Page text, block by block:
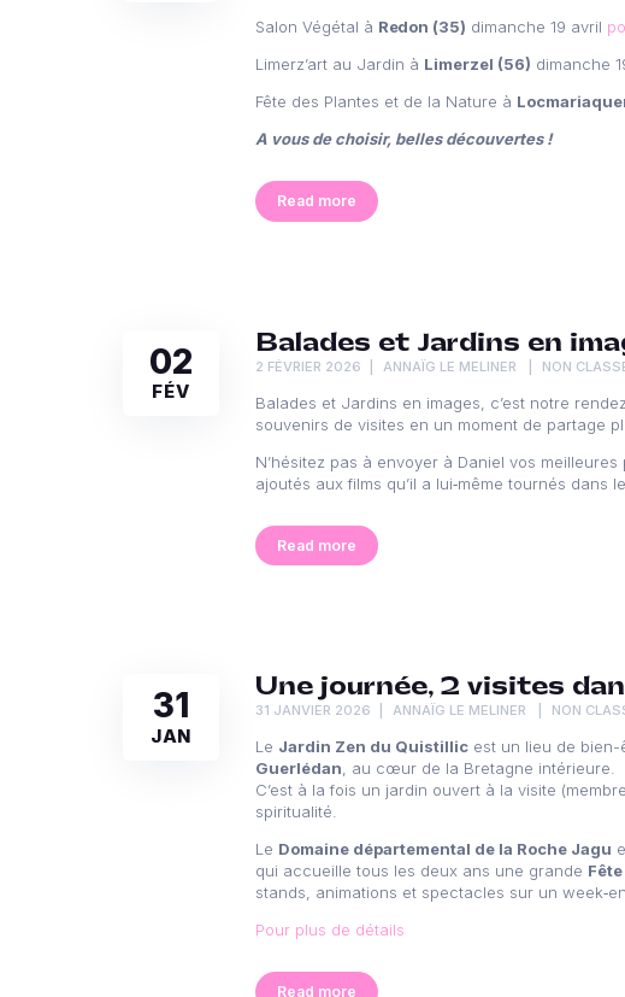
Salon Végétal à Redon (35) dimanche 19 avril
Limerz’art au Jardin à Limerzel (56) dimanche
Fête des Plantes et de la Nature à
A vous de choisir, belles découvertes !
Read more
02
FÉV
Balades et Jardins en
2 FÉVRIER 2026 ANNAÏG LE MELINER NON
Balades et Jardins en images, c’est notre
souvenirs de visites en un moment de partage
N’hésitez pas à envoyer à Daniel vos
ajoutés aux films qu’il a lui‑même tournés
Read more
31
JAN
Une journée, 2 visites
31 JANVIER 2026 ANNAÏG LE MELINER NON
Le Jardin Zen du Quistillic est un lieu de bien-
Guerlédan, au cœur de la Bretagne intérieure.
C’est à la fois un jardin ouvert à la visite
spiritualité.
Le Domaine départemental de la Roche Jagu
qui accueille tous les deux ans une grande
stands, animations et spectacles sur un
Pour plus de détails
Read more